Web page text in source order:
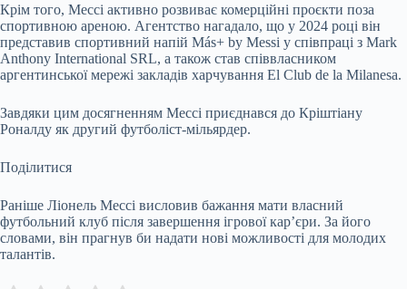
Крім того, Мессі активно розвиває комерційні проєкти поза
спортивною ареною. Агентство нагадало, що у 2024 році він
представив спортивний напій Más+ by Messi у співпраці з Mark
Anthony International SRL, а також став співвласником
аргентинської мережі закладів харчування El Club de la Milanesa.
Завдяки цим досягненням Мессі приєднався до Кріштіану
Роналду як другий футболіст-мільярдер.
Поділитися
Раніше Ліонель Мессі висловив бажання мати власний
футбольний клуб після завершення ігрової кар’єри. За його
словами, він прагнув би надати нові можливості для молодих
талантів.